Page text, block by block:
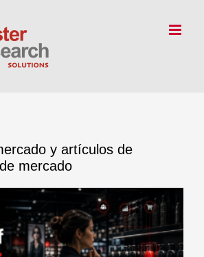
y artículos de
mercado